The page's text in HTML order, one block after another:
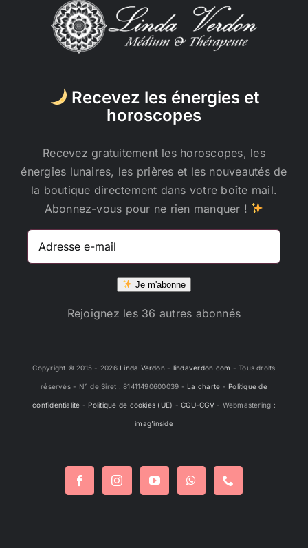
Recevez les énergies et
horoscopes
Recevez gratuitement les horoscopes, les
énergies lunaires, les prières et les nouveautés de
la boutique directement dans votre boîte mail.
Abonnez-vous pour ne rien manquer !
Adresse
Je m'abonne
Rejoignez les 36 autres abonnés
Copyright © 2015 - 2026 Linda Verdon- lindaverdon.com - Tous droits
réservés - N° de Siret : 81411490600039 - La charte - Politique de
confidentialité - Politique de cookies (UE) -CGU-CGV- Webmastering :
imag'inside